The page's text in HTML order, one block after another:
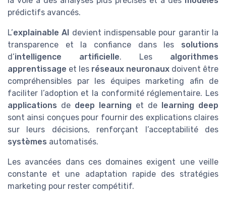
prédictifs avancés.
L’explainable AI devient indispensable pour garantir la
transparence et la confiance dans les solutions
d’intelligence artificielle. Les algorithmes
apprentissage et les réseaux neuronaux doivent être
compréhensibles par les équipes marketing afin de
faciliter l’adoption et la conformité réglementaire. Les
applications de deep learning et de learning deep
sont ainsi conçues pour fournir des explications claires
sur leurs décisions, renforçant l’acceptabilité des
systèmes automatisés.
Les avancées dans ces domaines exigent une veille
constante et une adaptation rapide des stratégies
marketing pour rester compétitif.